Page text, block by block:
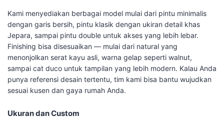
Kami menyediakan berbagai model mulai dari pintu minimalis
dengan garis bersih, pintu klasik dengan ukiran detail khas
Jepara, sampai pintu double untuk akses yang lebih lebar.
Finishing bisa disesuaikan — mulai dari natural yang
menonjolkan serat kayu asli, warna gelap seperti walnut,
sampai cat duco untuk tampilan yang lebih modern. Kalau Anda
punya referensi desain tertentu, tim kami bisa bantu wujudkan
sesuai kusen dan gaya rumah Anda.
Ukuran dan Custom